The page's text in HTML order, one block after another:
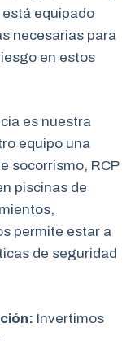
equipado
necesarias para
en estos
es nuestra
equipo una
socorrismo, RCP
piscinas de
permite estar a
de seguridad
Invertimos